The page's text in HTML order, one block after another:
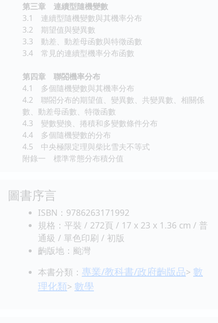
第三章 連續型隨機變數
3.1 連續型隨機變數與其機率分布
3.2 期望值與變異數
3.3 動差、動差母函數與特徵函數
3.4 常見的連續型機率分布函數
第四章 聯閤機率分布
4.1 多個隨機變數與其機率分布
4.2 聯閤分布的期望值、變異數、共變異數、相關係
數、動差母函數、特徵函數
4.3 變數變換、捲積和多變數條件分布
4.4 多個隨機變數的分布
4.5 中央極限定理與柴比雪夫不等式
附錄一 標準常態分布積分值
圖書序言
ISBN：9786263171992
規格：平裝 / 272頁 / 17 x 23 x 1.36 cm / 普
通級 / 單色印刷 / 初版
齣版地：颱灣
本書分類： 專業/教科書/政府齣版品> 數
理化類> 數學